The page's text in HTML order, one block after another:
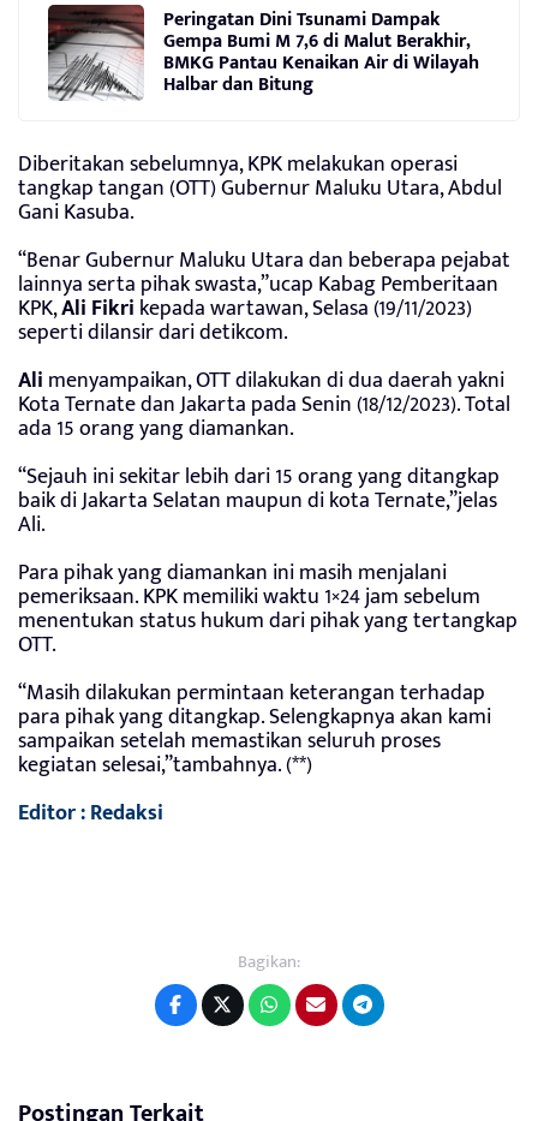
Peringatan Dini Tsunami Dampak
Gempa Bumi M 7,6 di Malut Berakhir,
BMKG Pantau Kenaikan Air di Wilayah
Halbar dan Bitung
Diberitakan sebelumnya, KPK melakukan operasi
tangkap tangan (OTT) Gubernur Maluku Utara, Abdul
Gani Kasuba.
“Benar Gubernur Maluku Utara dan beberapa pejabat
lainnya serta pihak swasta,”ucap Kabag Pemberitaan
KPK,Ali Fikri kepada wartawan, Selasa (19/11/2023)
seperti dilansir dari detikcom.
Ali menyampaikan, OTT dilakukan di dua daerah yakni
Kota Ternate dan Jakarta pada Senin (18/12/2023). Total
ada 15 orang yang diamankan.
“Sejauh ini sekitar lebih dari 15 orang yang ditangkap
baik di Jakarta Selatan maupun di kota Ternate,”jelas
Ali.
Para pihak yang diamankan ini masih menjalani
pemeriksaan. KPK memiliki waktu 1×24 jam sebelum
menentukan status hukum dari pihak yang tertangkap
OTT.
“Masih dilakukan permintaan keterangan terhadap
para pihak yang ditangkap. Selengkapnya akan kami
sampaikan setelah memastikan seluruh proses
kegiatan selesai,”tambahnya. (**)
Editor : Redaksi
Bagikan: